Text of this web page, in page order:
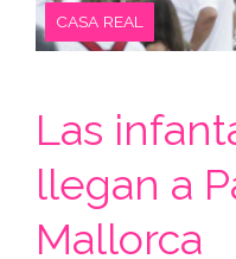
CASA REAL
Las
llegan a
Mallorca